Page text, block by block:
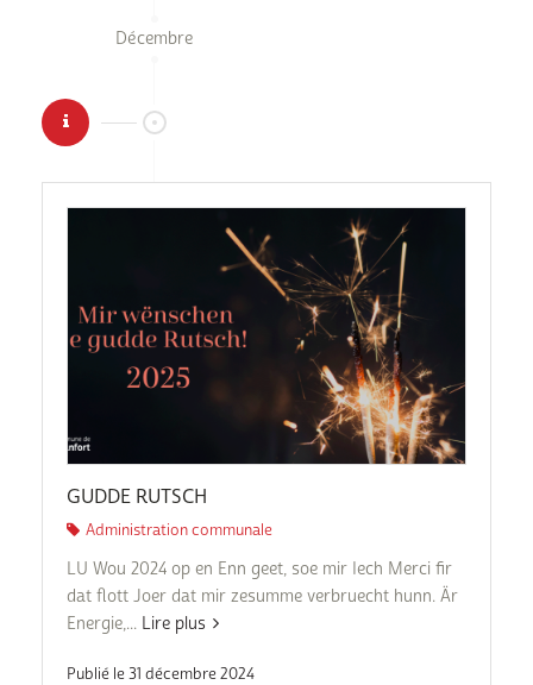
Décembre
GUDDE RUTSCH
Administration communale
LU Wou 2024 op en Enn geet, soe mir Iech Merci fir
dat flott Joer dat mir zesumme verbruecht hunn. Är
Energie,... Lire plus
Publié le 31 décembre 2024